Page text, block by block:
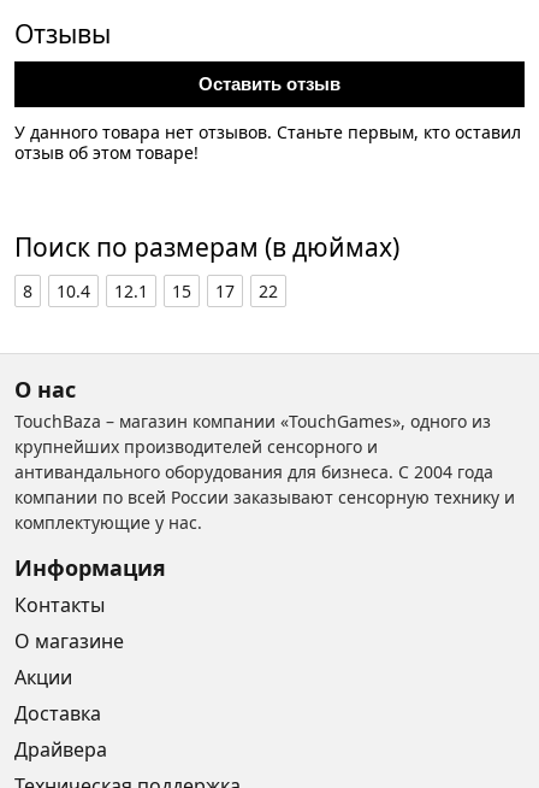
Отзывы
Оставить отзыв
У данного товара нет отзывов. Станьте первым, кто оставил
отзыв об этом товаре!
Поиск по размерам (в дюймах)
8 10.4 12.1 15 17 22
О нас
TouchBaza – магазин компании «TouchGames», одного из
крупнейших производителей сенсорного и
антивандального оборудования для бизнеса. С 2004 года
компании по всей России заказывают сенсорную технику и
комплектующие у нас.
Информация
Контакты
О магазине
Акции
Доставка
Драйвера